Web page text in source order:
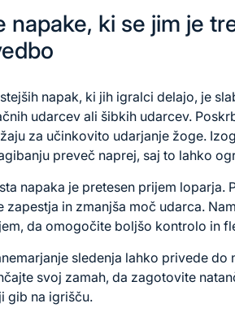
napake, ki se jim je
napak, ki jih igralci delajo, je
udarcev ali šibkih udarcev.
za učinkovito udarjanje žoge.
preveč naprej, saj to lahko
napaka je pretesen prijem loparja.
zapestja in zmanjša moč udarca.
da omogočite boljšo kontrolo in
sledenja lahko privede do
svoj zamah, da zagotovite
gib na igrišču.